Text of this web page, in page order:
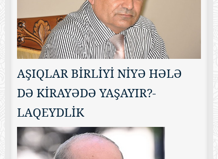
AŞIQLAR BİRLİYİ NİYƏ HƏLƏ
DƏ KİRAYƏDƏ YAŞAYIR?-
LAQEYDLİK